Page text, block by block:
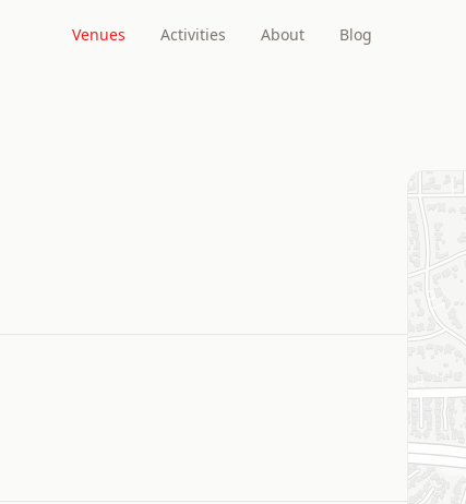
Venues Activities About Blog